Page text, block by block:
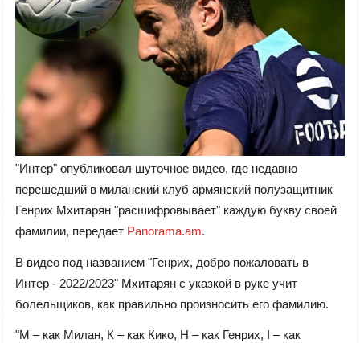
"Интер" опубликовал шуточное видео, где недавно
перешедший в миланский клуб армянский полузащитник
Генрих Мхитарян "расшифровывает" каждую букву своей
фамилии, передает Panorama.am.
В видео под названием "Генрих, добро пожаловать в
Интер - 2022/2023" Мхитарян с указкой в руке учит
болельщиков, как правильно произносить его фамилию.
"М – как Милан, К – как Кико, H – как Генрих, I – как